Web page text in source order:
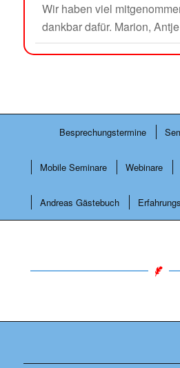
Wir haben viel
dankbar dafür. Marion,
Besprechungstermine
Mobile Seminare Webinare
Andreas Gästebuch